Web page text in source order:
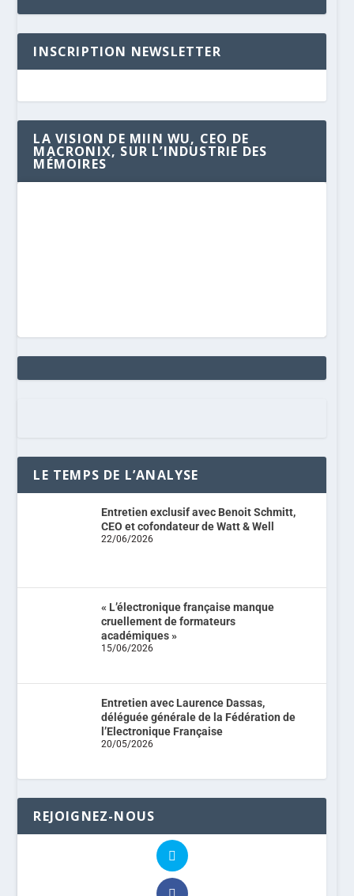
INSCRIPTION NEWSLETTER
LA VISION DE MIIN WU, CEO DE
MACRONIX, SUR L’INDUSTRIE DES
MÉMOIRES
LE TEMPS DE L’ANALYSE
Entretien exclusif avec Benoit Schmitt,
CEO et cofondateur de Watt & Well
22/06/2026
« L’électronique française manque
cruellement de formateurs
académiques »
15/06/2026
Entretien avec Laurence Dassas,
déléguée générale de la Fédération de
l’Electronique Française
20/05/2026
REJOIGNEZ-NOUS